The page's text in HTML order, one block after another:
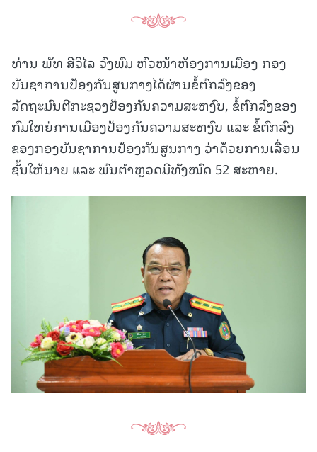
ທ່ານ ພັທ ສີວິໄລ ວົງພົມ ຫົວໜ້າຫ້ອງການເມືອງ ກອງ
ບັນຊາການປ້ອງກັນສູນກາງໄດ້ຜ່ານຂໍ້ຕົກລົງຂອງ
ລັດຖະມົນຕີກະຊວງປ້ອງກັນຄວາມສະຫງົບ, ຂໍ້ຕົກລົງຂອງ
ກົມໃຫຍ່ການເມືອງປ້ອງກັນຄວາມສະຫງົບ ແລະ ຂໍ້ຕົກລົງ
ຂອງກອງບັນຊາການປ້ອງກັນສູນກາງ ວ່າດ້ວຍການເລື່ອນ
ຊັ້ນໃຫ້ນາຍ ແລະ ພົນຕໍາຫຼວດມີທັງໜົດ 52 ສະຫາຍ.